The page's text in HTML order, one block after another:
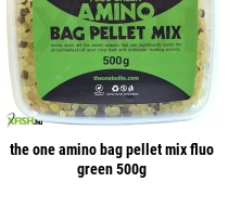
the one amino bag pellet mix fluo
green 500g